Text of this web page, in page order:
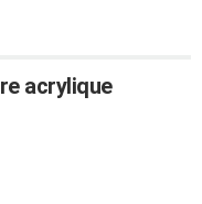
acrylique